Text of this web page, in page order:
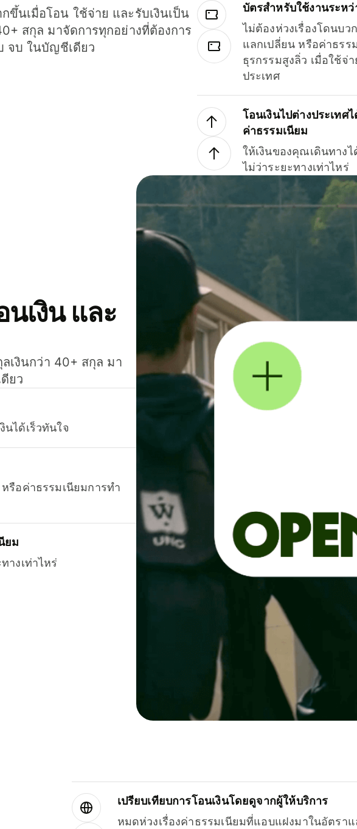
ขึ้นเมื่อโอน ใช้จ่าย และรับเงินเป็น
สกุล มาจัดการทุกอย่างที่ต้องการ
จบ ในบัญชีเดียว
บัตรสำหรับใช้งานระหว่
ไม่ต้องห่วงเรื่องโดนบว
แลกเปลี่ยน หรือค่าธรร
ธุรกรรมสูงลิ่ว เมื่อใช้จ่
ประเทศ
โอนเงินไปต่างประเทศ
ค่าธรรมเนียม
ให้เงินของคุณเดินทางไ
ไม่ว่าระยะทางเท่าไหร่
เงิน และ
เงินกว่า 40+ สกุล มา
ยว
นได้เร็วทันใจ
รือค่าธรรมเนียมการทำ
ยม
างเท่าไหร่
เปรียบเทียบการโอนเงินโดยดูจากผู้ให้บริการ
หมดห่วงเรื่องค่าธรรมเนียมที่แอบแฝงมาในอัตรา